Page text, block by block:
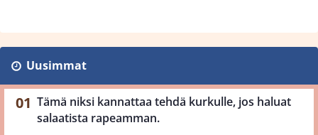
Uusimmat
Tämä niksi kannattaa tehdä kurkulle, jos haluat
salaatista rapeamman.